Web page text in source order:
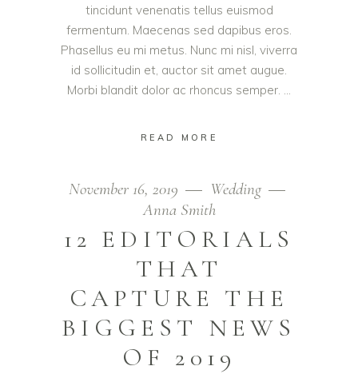
tincidunt venenatis tellus euismod
fermentum. Maecenas sed dapibus eros.
Phasellus eu mi metus. Nunc mi nisl, viverra
id sollicitudin et, auctor sit amet augue.
Morbi blandit dolor ac rhoncus semper.
READ MORE
November 16, 2019
Wedding
Anna Smith
12 EDITORIALS
THAT
CAPTURE THE
BIGGEST NEWS
OF 2019